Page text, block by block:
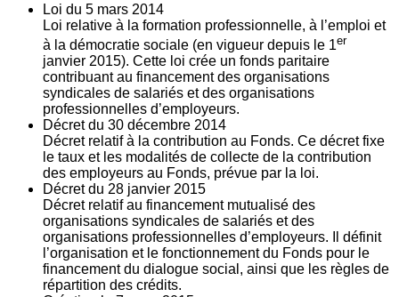
Loi du 5 mars 2014
Loi relative à la formation professionnelle, à l’emploi et
à la démocratie sociale (en vigueur depuis le 1er
janvier 2015). Cette loi crée un fonds paritaire
contribuant au financement des organisations
syndicales de salariés et des organisations
professionnelles d’employeurs.
Décret du 30 décembre 2014
Décret relatif à la contribution au Fonds. Ce décret fixe
le taux et les modalités de collecte de la contribution
des employeurs au Fonds, prévue par la loi.
Décret du 28 janvier 2015
Décret relatif au financement mutualisé des
organisations syndicales de salariés et des
organisations professionnelles d’employeurs. Il définit
l’organisation et le fonctionnement du Fonds pour le
financement du dialogue social, ainsi que les règles de
répartition des crédits.